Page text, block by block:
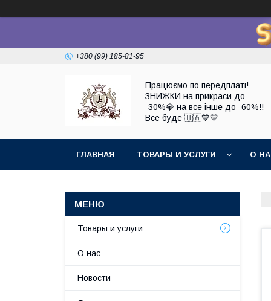
+380 (99) 185-81-95
Працюємо по передплаті!
ЗНИЖКИ на прикраси до
-30%💎 на все інше до -60%!!
Все буде 🇺🇦💙💛
ГЛАВНАЯ ТОВАРЫ И УСЛУГИ О
Товары и услуги
О нас
Новости